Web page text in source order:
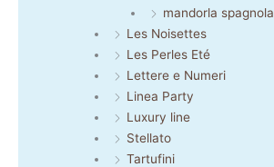
mandorla spagnola
Les Noisettes
Les Perles Eté
Lettere e Numeri
Linea Party
Luxury line
Stellato
Tartufini